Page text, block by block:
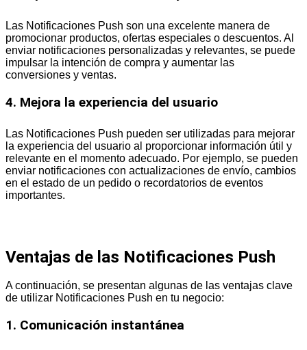
Las Notificaciones Push son una excelente manera de
promocionar productos, ofertas especiales o descuentos. Al
enviar notificaciones personalizadas y relevantes, se puede
impulsar la intención de compra y aumentar las
conversiones y ventas.
4. Mejora la experiencia del usuario
Las Notificaciones Push pueden ser utilizadas para mejorar
la experiencia del usuario al proporcionar información útil y
relevante en el momento adecuado. Por ejemplo, se pueden
enviar notificaciones con actualizaciones de envío, cambios
en el estado de un pedido o recordatorios de eventos
importantes.
Ventajas de las Notificaciones Push
A continuación, se presentan algunas de las ventajas clave
de utilizar Notificaciones Push en tu negocio:
1. Comunicación instantánea